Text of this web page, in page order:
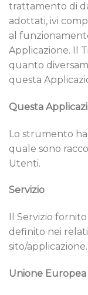
trattamento di
adottati, ivi
al
Applicazione. Il
quanto
questa
Questa
Lo strumento
quale sono
Utenti.
Servizio
Il Servizio
definito nei
sito/applicazione.
Unione Europea